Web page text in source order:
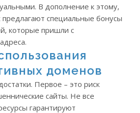
В дополнение к этому,
специальные бонусы
которые пришли с
доменов
Первое – это риск
сайты. Не все
гарантируют